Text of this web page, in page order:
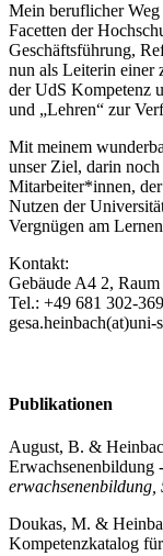
Mein beruflicher Weg
Facetten der
Geschäftsführung,
nun als Leiterin einer
der UdS Kompetenz
und „Lehren“ zur
Mit meinem
unser Ziel, darin
Mitarbeiter*innen,
Nutzen der
Vergnügen am
Kontakt:
Gebäude A4 2,
Tel.: +49 681 302-
gesa.heinbach(at)uni-
Publikationen
August, B. &
Erwachsenenbildung
erwachsenenbildung,
Doukas, M. &
Kompetenzkatalog